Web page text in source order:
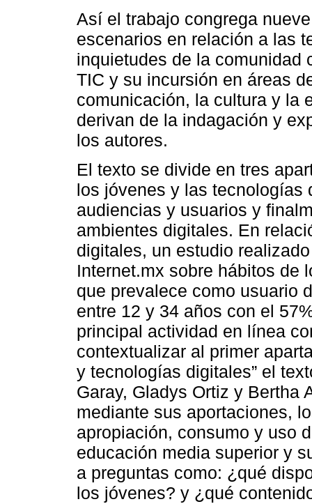
Así el trabajo congrega
escenarios en relación a las
inquietudes de la comunidad
TIC y su incursión en áreas
comunicación, la cultura y la
derivan de la indagación y
los autores.
El texto se divide en tres
los jóvenes y las tecnologías
audiencias y usuarios y
ambientes digitales. En
digitales, un estudio
Internet.mx sobre hábitos de
que prevalece como usuario
entre 12 y 34 años con el
principal actividad en línea
contextualizar al primer
y tecnologías digitales” el
Garay, Gladys Ortiz y Bertha
mediante sus aportaciones,
apropiación, consumo y uso
educación media superior y
a preguntas como: ¿qué
los jóvenes? y ¿qué